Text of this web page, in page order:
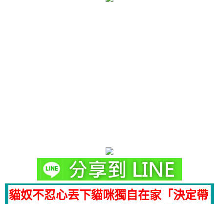
貓奴不忍心丟下貓咪獨自在家「決定帶